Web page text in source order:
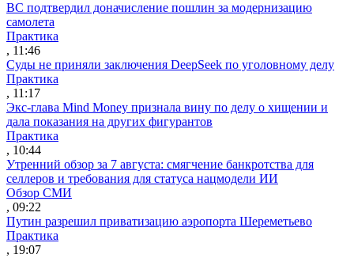
ВС подтвердил доначисление пошлин за модернизацию
самолета
Практика
, 11:46
Суды не приняли заключения DeepSeek по уголовному делу
Практика
, 11:17
Экс-глава Mind Money признала вину по делу о хищении и
дала показания на других фигурантов
Практика
, 10:44
Утренний обзор за 7 августа: смягчение банкротства для
селлеров и требования для статуса нацмодели ИИ
Обзор СМИ
, 09:22
Путин разрешил приватизацию аэропорта Шереметьево
Практика
, 19:07